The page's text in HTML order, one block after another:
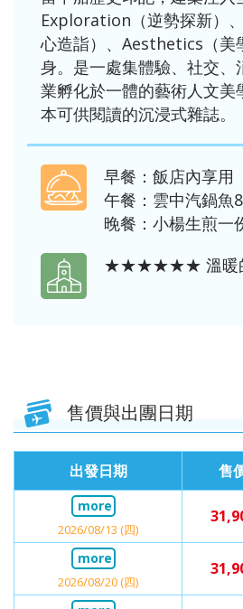
Exploration（逆勢探新）
心造詣）、Aesthetics（美
身。是一處集體驗、社交、
業孵化於一體的藝術人文美
本可供閱讀的沉浸式雜誌。
早餐：飯店內享用
午餐：雲中汽鍋魚
晚餐：小楊生煎一
★★★★★★ 溫暖
售價與出團日期
出發日期 售
2026/08/13 (四)
2026/08/20 (四)